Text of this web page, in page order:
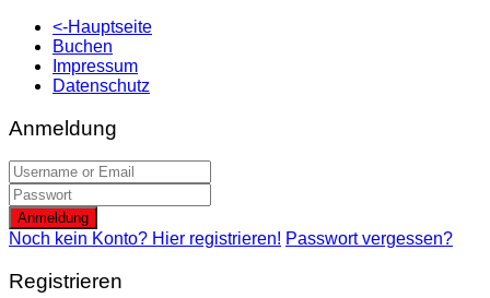
<-Hauptseite
Buchen
Impressum
Datenschutz
Anmeldung
Anmeldung
Noch kein Konto? Hier registrieren! Passwort vergessen?
Registrieren